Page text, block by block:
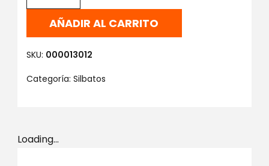
AÑADIR AL CARRITO
SKU: 000013012
Categoría: Silbatos
Loading...